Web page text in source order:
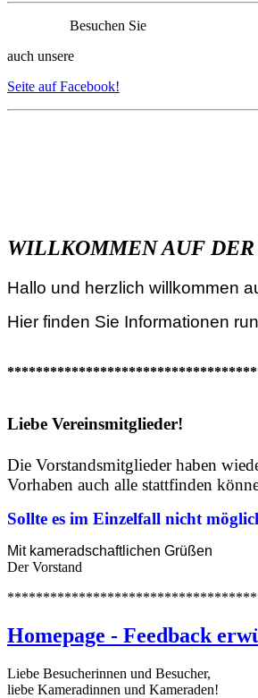
Besuchen Sie
auch unsere
Seite auf Facebook!
WILLKOMMEN AUF
Hallo und herzlich willkommen
Hier finden Sie Informationen
Liebe Vereinsmitglieder!
Die Vorstandsmitglieder haben
Vorhaben auch alle stattfinden
Sollte es im Einzelfall nicht
Mit kameradschaftlichen Grüßen
Der Vorstand
Homepage - Feedback
Liebe Besucherinnen und Besucher,
liebe Kameradinnen und Kameraden!